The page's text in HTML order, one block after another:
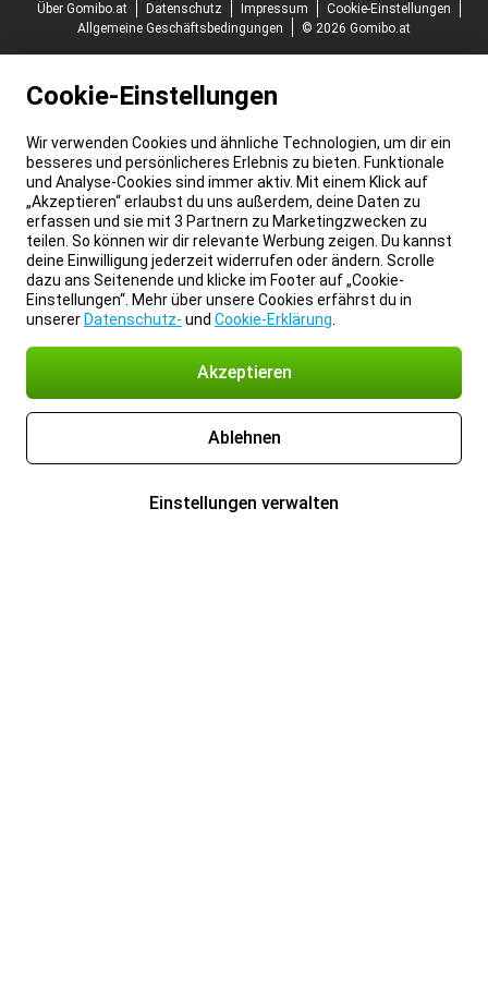
Über Gomibo.at
Datenschutz Impressum
Cookie-Einstellungen
Allgemeine Geschäftsbedingungen
© 2026 Gomibo.at
Cookie-Einstellungen
Wir verwenden Cookies und ähnliche Technologien, um dir ein
besseres und persönlicheres Erlebnis zu bieten. Funktionale
und Analyse-Cookies sind immer aktiv. Mit einem Klick auf
„Akzeptieren“ erlaubst du uns außerdem, deine Daten zu
erfassen und sie mit 3 Partnern zu Marketingzwecken zu
teilen. So können wir dir relevante Werbung zeigen. Du kannst
deine Einwilligung jederzeit widerrufen oder ändern. Scrolle
dazu ans Seitenende und klicke im Footer auf „Cookie-
Einstellungen“. Mehr über unsere Cookies erfährst du in
unserer Datenschutz- und Cookie-Erklärung
Akzeptieren
Ablehnen
Einstellungen verwalten